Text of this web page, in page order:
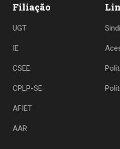
Filiação
UGT
IE
CSEE
CPLP-SE
AFIET
AAR